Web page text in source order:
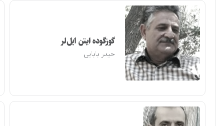
گوزگوده ایتن ایل‌لر
حیدر بابایی